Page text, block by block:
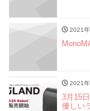
2021
2021
3月15
優しい